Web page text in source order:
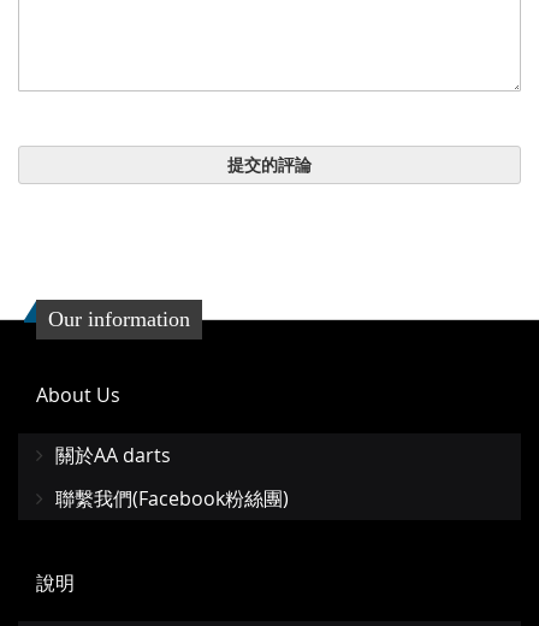
提交的評論
Our information
About Us
關於AA darts
聯繫我們(Facebook粉絲團)
說明